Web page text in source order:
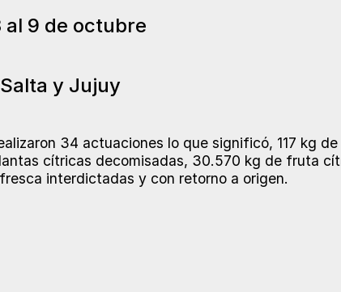
al 9 de octubre
y Jujuy
34 actuaciones lo que significó, 117 kg
cítricas decomisadas, 30.570 kg de fruta
interdictadas y con retorno a origen.